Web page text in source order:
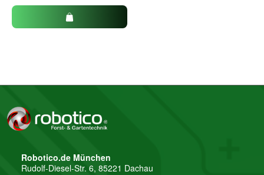
Robotico.de München
Rudolf-Diesel-Str. 6, 85221 Dachau